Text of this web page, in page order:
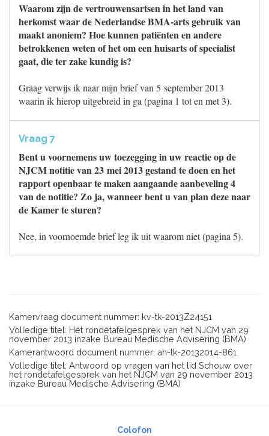
Waarom zijn de vertrouwensartsen in het land van
herkomst waar de Nederlandse BMA-arts gebruik van
maakt anoniem? Hoe kunnen patiënten en andere
betrokkenen weten of het om een huisarts of specialist
gaat, die ter zake kundig is?
Graag verwijs ik naar mijn brief van 5 september 2013
waarin ik hierop uitgebreid in ga (pagina 1 tot en met 3).
Vraag 7
Bent u voornemens uw toezegging in uw reactie op de
NJCM notitie van 23 mei 2013 gestand te doen en het
rapport openbaar te maken aangaande aanbeveling 4
van de notitie? Zo ja, wanneer bent u van plan deze naar
de Kamer te sturen?
Nee, in voornoemde brief leg ik uit waarom niet (pagina 5).
Kamervraag document nummer: kv-tk-2013Z24151
Volledige titel: Het rondetafelgesprek van het NJCM van 29
november 2013 inzake Bureau Medische Advisering (BMA)
Kamerantwoord document nummer: ah-tk-20132014-861
Volledige titel: Antwoord op vragen van het lid Schouw over
het rondetafelgesprek van het NJCM van 29 november 2013
inzake Bureau Medische Advisering (BMA)
Colofon